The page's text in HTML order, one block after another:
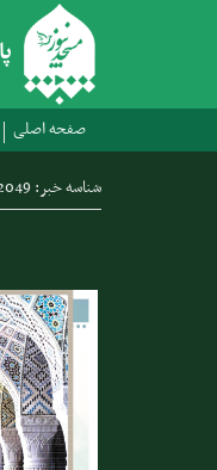
صفحه اصلی
شناسه خبر: 12049